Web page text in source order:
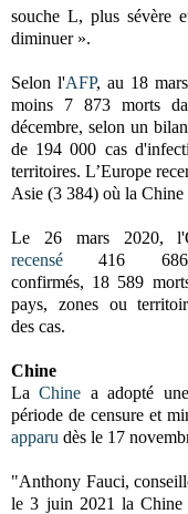
souche L, plus sévère
diminuer ».
Selon l'AFP, au 18
moins 7 873 morts
décembre, selon un
de 194 000 cas
territoires. L’Europe
Asie (3 384) où la Chine
Le 26 mars 2020,
recensé 416
confirmés, 18 589
pays, zones ou
des cas.
Chine
LaChine a adopté
période de censure et
apparu dès le 17
"Anthony Fauci,
le 3 juin 2021 la Chine